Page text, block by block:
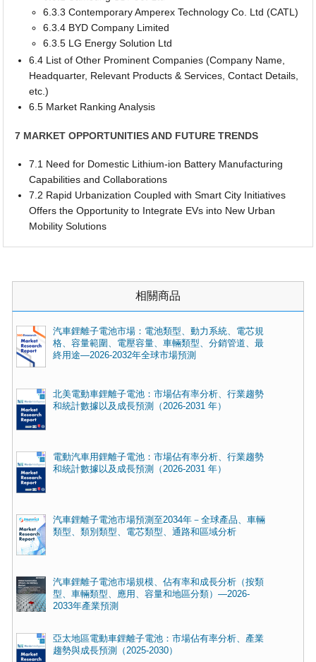
6.3.3 Contemporary Amperex Technology Co. Ltd (CATL)
6.3.4 BYD Company Limited
6.3.5 LG Energy Solution Ltd
6.4 List of Other Prominent Companies (Company Name,
Headquarter, Relevant Products & Services, Contact Details,
etc.)
6.5 Market Ranking Analysis
7 MARKET OPPORTUNITIES AND FUTURE TRENDS
7.1 Need for Domestic Lithium-ion Battery Manufacturing
Capabilities and Collaborations
7.2 Rapid Urbanization Coupled with Smart City Initiatives
Offers the Opportunity to Integrate EVs into New Urban
Mobility Solutions
相關商品
汽車鋰離子電池市場：電池類型、動力系統、電芯規
格、容量範圍、電壓容量、車輛類型、分銷管道、最
終用途—2026-2032年全球市場預測
北美電動車鋰離子電池：市場佔有率分析、行業趨勢
和統計數據以及成長預測（2026-2031 年）
電動汽車用鋰離子電池：市場佔有率分析、行業趨勢
和統計數據以及成長預測（2026-2031 年）
汽車鋰離子電池市場預測至2034年－全球產品、車輛
類型、類別類型、電芯類型、通路和區域分析
汽車鋰離子電池市場規模、佔有率和成長分析（按類
型、車輛類型、應用、容量和地區分類）—2026-
2033年產業預測
亞太地區電動車鋰離子電池：市場佔有率分析、產業
趨勢與成長預測（2025-2030）